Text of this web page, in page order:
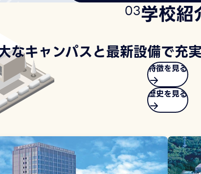
03学校紹
なキャンパスと最新設備で充
特徴を見る
歴史を見る